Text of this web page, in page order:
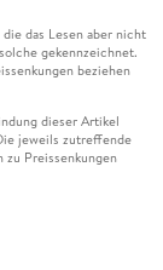
das Lesen aber nicht
gekennzeichnet.
beziehen
dieser Artikel
jeweils zutreffende
Preissenkungen